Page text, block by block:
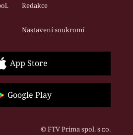
Redakce
Nastavení soukromí
App Store
Google Play
© FTV Prima spol. s r.o.